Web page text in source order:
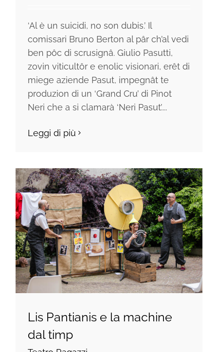
‘Al è un suicidi, no son dubis.’ Il
comissari Bruno Berton al pâr ch’al vedi
ben pôc di scrusignâ. Giulio Pasutti,
zovin viticultôr e enolic visionari, erêt di
miege aziende Pasut, impegnât te
produzion di un ‘Grand Cru’ di Pinot
Neri che a si clamarà ‘Neri Pasut’....
Leggi di più
Lis Pantianis e la machine
dal timp